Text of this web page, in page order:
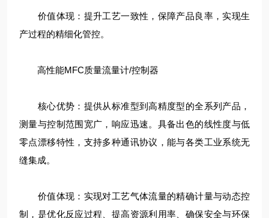
价值体现：提升工艺一致性，保障产品良率，实现生
产过程的精细化管控。
高性能MFC质量流量计/控制器
核心优势：提供从标准型到高精度型的全系列产品，
测量与控制范围宽广，响应迅速。具备出色的线性度与低
零点漂移特性，支持多种通讯协议，能与各类工业系统无
缝集成。
价值体现：实现对工艺气体流量的精确计量与动态控
制，是优化反应过程、提高资源利用率、确保安全与环保